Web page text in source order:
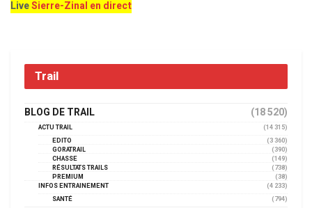
LiveSierre-Zinal en direct
Trail
BLOG DE TRAIL (18 520)
ACTU TRAIL
(14 315)
EDITO
(3 360)
GORATRAIL
(390)
CHASSE
(149)
RÉSULTATS TRAILS
(738)
PREMIUM
(38)
INFOS ENTRAINEMENT
(4 233)
SANTÉ
(794)